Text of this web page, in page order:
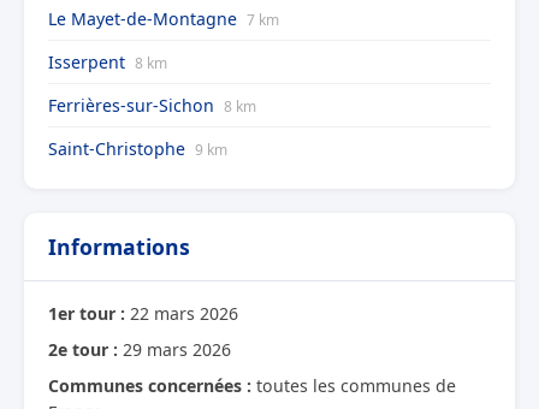
Le Mayet-de-Montagne 7 km
Isserpent 8 km
Ferrières-sur-Sichon 8 km
Saint-Christophe 9 km
Informations
1er tour : 22 mars 2026
2e tour : 29 mars 2026
Communes concernées : toutes les communes de